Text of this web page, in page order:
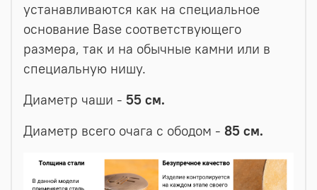
устанавливаются как на специальное
основание Base соответствующего
размера, так и на обычные камни или в
специальную нишу.
Диаметр чаши - 55 см.
Диаметр всего очага с ободом - 85 см.